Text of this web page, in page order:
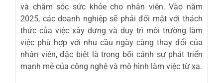
và chăm sóc sức khỏe cho nhân viên. Vào năm
2025, các doanh nghiệp sẽ phải đối mặt với thách
thức của việc xây dựng và duy trì môi trường làm
việc phù hợp với nhu cầu ngày càng thay đổi của
nhân viên, đặc biệt là trong bối cảnh sự phát triển
mạnh mẽ của công nghệ và mô hình làm việc từ xa.